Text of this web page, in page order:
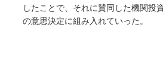
したことで、それに賛同した機関投
の意思決定に組み入れていった。